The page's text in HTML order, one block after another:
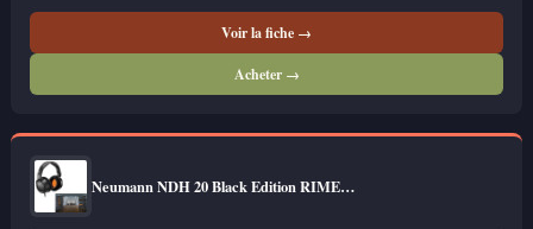
Voir la fiche →
Acheter →
Neumann NDH 20 Black Edition RIME…